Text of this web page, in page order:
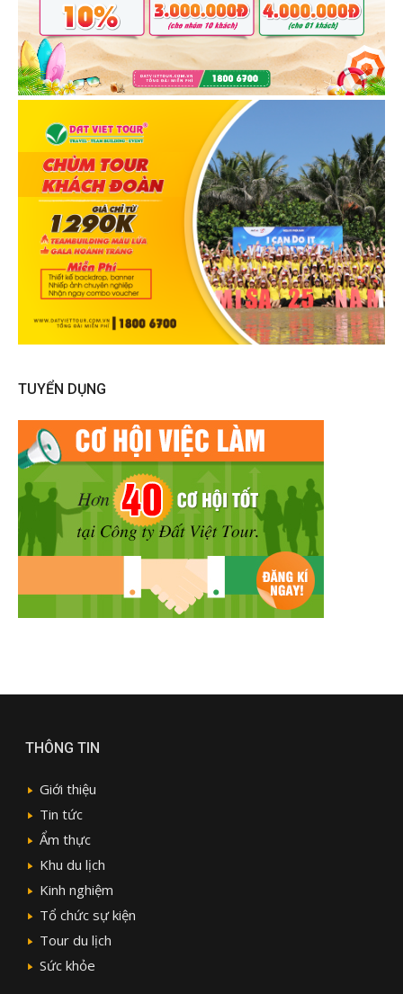
TUYỂN DỤNG
THÔNG TIN
Giới thiệu
Tin tức
Ẩm thực
Khu du lịch
Kinh nghiệm
Tổ chức sự kiện
Tour du lịch
Sức khỏe